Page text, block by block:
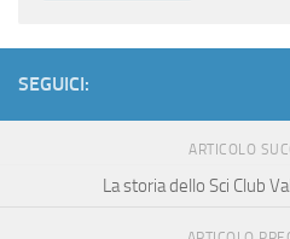
SEGUICI:
ARTICOLO
La storia dello Sci Club